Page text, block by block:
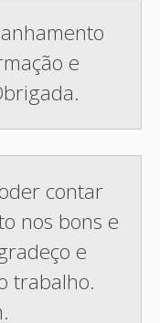
e
contar
nos bons e
e
trabalho.